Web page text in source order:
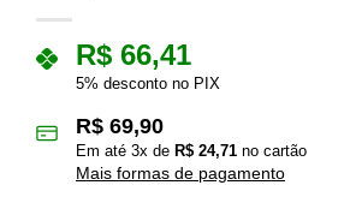
R$ 66,41
5% desconto no PIX
R$ 69,90
Em até 3x de R$ 24,71 no cartão
Mais formas de pagamento